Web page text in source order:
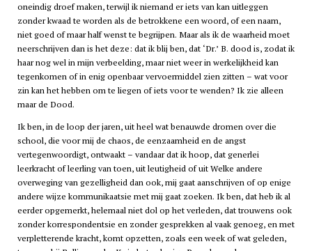
oneindig droef maken, terwijl ik niemand er iets van kan uitleggen
zonder kwaad te worden als de betrokkene een woord, of een naam,
niet goed of maar half wenst te begrijpen. Maar als ik de waarheid moet
neerschrijven dan is het deze: dat ik blij ben, dat ‘Dr.’ B. dood is, zodat ik
haar nog wel in mijn verbeelding, maar niet weer in werkelijkheid kan
tegenkomen of in enig openbaar vervoermiddel zien zitten – wat voor
zin kan het hebben om te liegen of iets voor te wenden? Ik zie alleen
maar de Dood.
Ik ben, in de loop der jaren, uit heel wat benauwde dromen over die
school, die voor mij de chaos, de eenzaamheid en de angst
vertegenwoordigt, ontwaakt – vandaar dat ik hoop, dat generlei
leerkracht of leerling van toen, uit leutigheid of uit Welke andere
overweging van gezelligheid dan ook, mij gaat aanschrijven of op enige
andere wijze kommunikaatsie met mij gaat zoeken. Ik ben, dat heb ik al
eerder opgemerkt, helemaal niet dol op het verleden, dat trouwens ook
zonder korrespondentsie en zonder gesprekken al vaak genoeg, en met
verpletterende kracht, komt opzetten, zoals een week of wat geleden,